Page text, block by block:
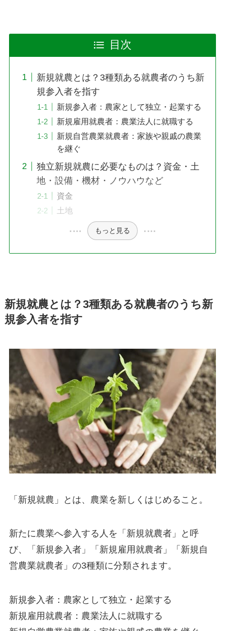
目次
新規就農とは？3種類ある就農者のうち新
規参入者を指す
新規参入者：農家として独立・起業する
新規雇用就農者：農業法人に就職する
新規自営農業就農者：家族や親戚の農業
を継ぐ
独立新規就農に必要なものは？資金・土
地・設備・機材・ノウハウなど
資金
土地
もっと見る
新規就農とは？3種類ある就農者のうち新
規参入者を指す
「新規就農」 とは、農業を新しくはじめること。
新たに農業へ参入する人を 「新規就農者」
と呼
び、
「新規参入者」「新規雇用就農者」「新規自
営農業就農者」の3種類に分類されます。
新規参入者：農家として独立・起業する
新規雇用就農者：農業法人に就職する